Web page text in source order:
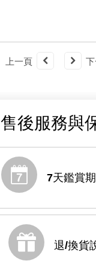
上一頁
售後服務與
7天鑑賞
退/換貨